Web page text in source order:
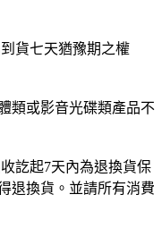
貨七天猶豫期之權
類或影音光碟類產品不
訖起7天內為退換貨保
退換貨。並請所有消費